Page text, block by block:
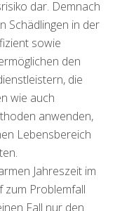
dar. Demnach
Schädlingen in der
sowie
den
die
wie auch
anwenden,
Lebensbereich
Jahreszeit im
zum Problemfall
Fall nur den